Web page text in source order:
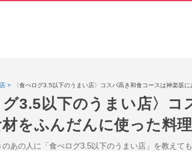
〈食べログ3.5以下のうまい店〉コスパ高き和食コースは神楽坂
グ3.5以下のうまい店〉
をふんだんに使った料
あの人に「食べログ3.5以下のうまい店」を教えて